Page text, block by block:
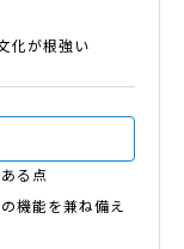
化が根強い
る点
機能を兼ね備え